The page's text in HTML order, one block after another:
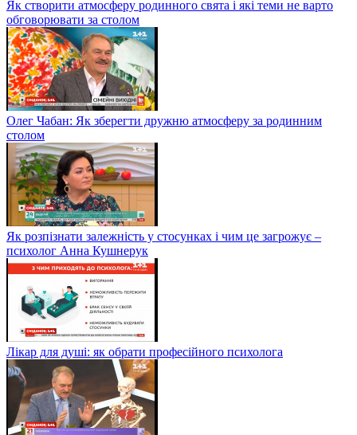
Як створити атмосферу родинного свята і які теми не варто
обговорювати за столом
Олег Чабан: Як зберегти дружню атмосферу за родинним
столом
Як розпізнати залежність у стосунках і чим це загрожує –
психолог Анна Кушнерук
Лікар для душі: як обрати професійного психолога